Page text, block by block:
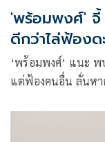
'พร้อมพงศ์' จี้
ดีกว่าไล่ฟ้องด
‘พร้อมพงศ์’ แนะ พ
แต่ฟ้องคนอื่น ลั่นหา